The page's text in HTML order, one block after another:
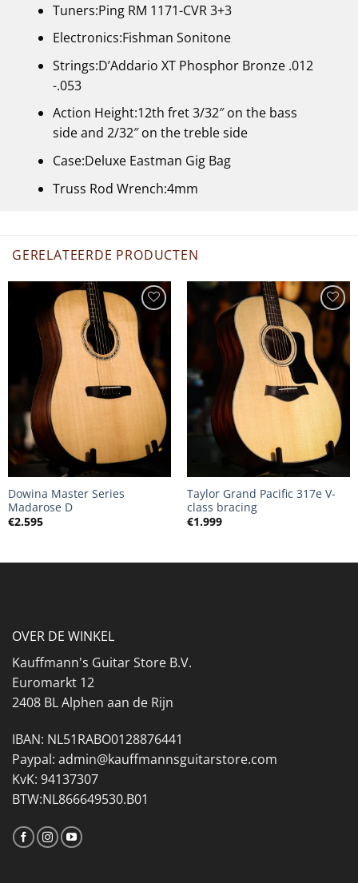
Tuners:Ping RM 1171-CVR 3+3
Electronics:Fishman Sonitone
Strings:D’Addario XT Phosphor Bronze .012
-.053
Action Height:12th fret 3/32″ on the bass
side and 2/32″ on the treble side
Case:Deluxe Eastman Gig Bag
Truss Rod Wrench:4mm
GERELATEERDE PRODUCTEN
Dowina Master Series
Madarose D
€2.595
Taylor Grand Pacific 317e V-
class bracing
€1.999
OVER DE WINKEL
Kauffmann's Guitar Store B.V.
Euromarkt 12
2408 BL Alphen aan de Rijn
IBAN: NL51RABO0128876441
Paypal: admin@kauffmannsguitarstore.com
KvK: 94137307
BTW:NL866649530.B01